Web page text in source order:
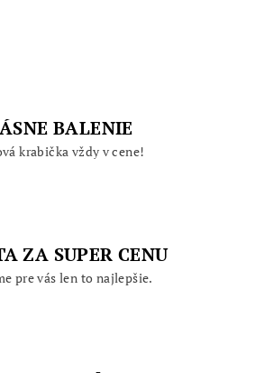
BALENIE
krabička vždy v cene!
ZA SUPER CENU
pre vás len to najlepšie.